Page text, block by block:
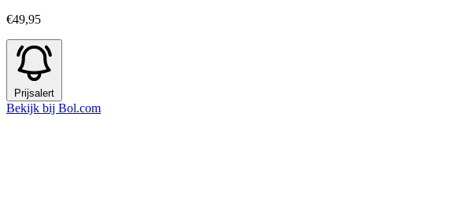
€49,95
Prijsalert
Bekijk bij Bol.com